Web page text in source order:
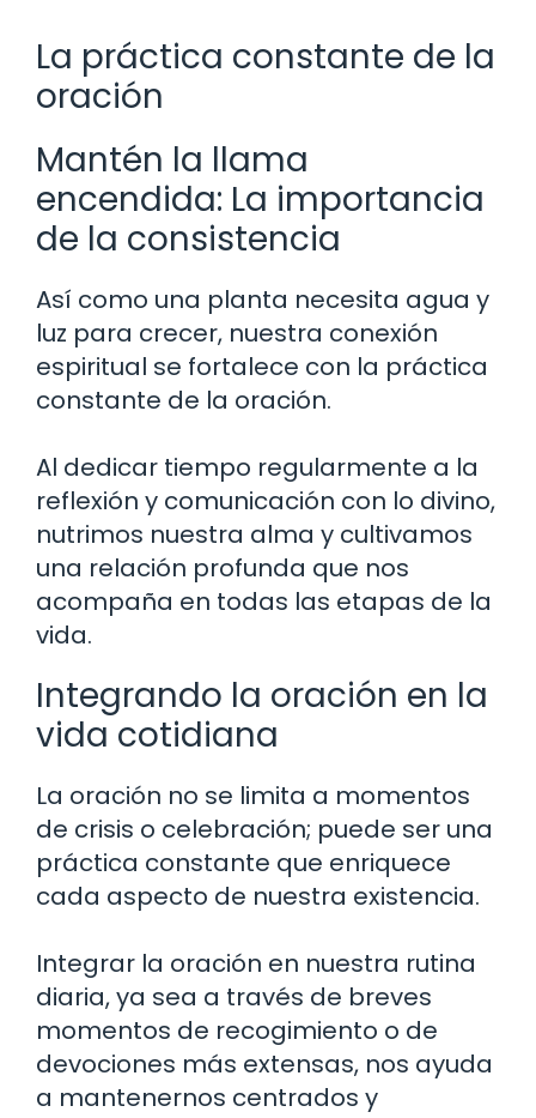
La práctica constante de la
oración
Mantén la llama
encendida: La importancia
de la consistencia
Así como una planta necesita agua y
luz para crecer, nuestra conexión
espiritual se fortalece con la práctica
constante de la oración.
Al dedicar tiempo regularmente a la
reflexión y comunicación con lo divino,
nutrimos nuestra alma y cultivamos
una relación profunda que nos
acompaña en todas las etapas de la
vida.
Integrando la oración en la
vida cotidiana
La oración no se limita a momentos
de crisis o celebración; puede ser una
práctica constante que enriquece
cada aspecto de nuestra existencia.
Integrar la oración en nuestra rutina
diaria, ya sea a través de breves
momentos de recogimiento o de
devociones más extensas, nos ayuda
a mantenernos centrados y